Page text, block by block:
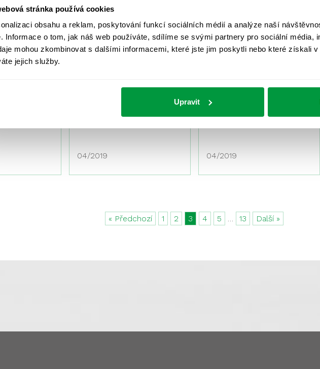
stránka používá cookies
obsahu a reklam, poskytování funkcí sociálních médií a analýze naší
Informace o tom, jak náš web používáte, sdílíme se svými partnery pro sociální média,
mohou zkombinovat s dalšími informacemi, které jste jim poskytli nebo které získali
jejich služby.
Upravit
osvětlení
BD Okružní Jihlava
Návrhy a výpočty osvětlení Návrhy a výpočty osvětlení
–
osvětlení
Donaldson – světlovody
04/2019
ZŠ Písařov
04/2019
« Předchozí 1 2 3 4 5 … 13 Další »